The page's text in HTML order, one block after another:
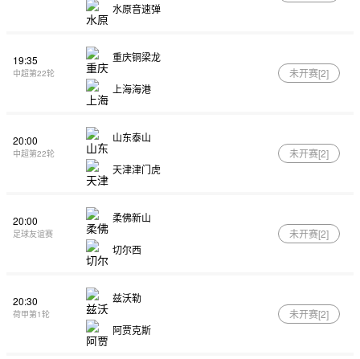
水原音速弹
19:35
中超第22轮
重庆铜梁龙
上海海港
未开赛[2]
20:00
中超第22轮
山东泰山
天津津门虎
未开赛[2]
20:00
足球友谊赛
柔佛新山
切尔西
未开赛[2]
20:30
荷甲第1轮
兹沃勒
阿贾克斯
未开赛[2]